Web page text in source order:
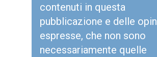
contenuti in questa
pubblicazione e delle
espresse, che non sono
necessariamente quelle